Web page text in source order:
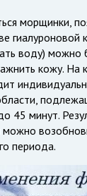
морщинки,
гиалуроновой
воду) можно
кожу. На
45 минут.
периода.